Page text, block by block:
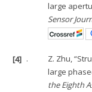
large
Sensor
[4] .
Z. Zhu,
large
the Eighth